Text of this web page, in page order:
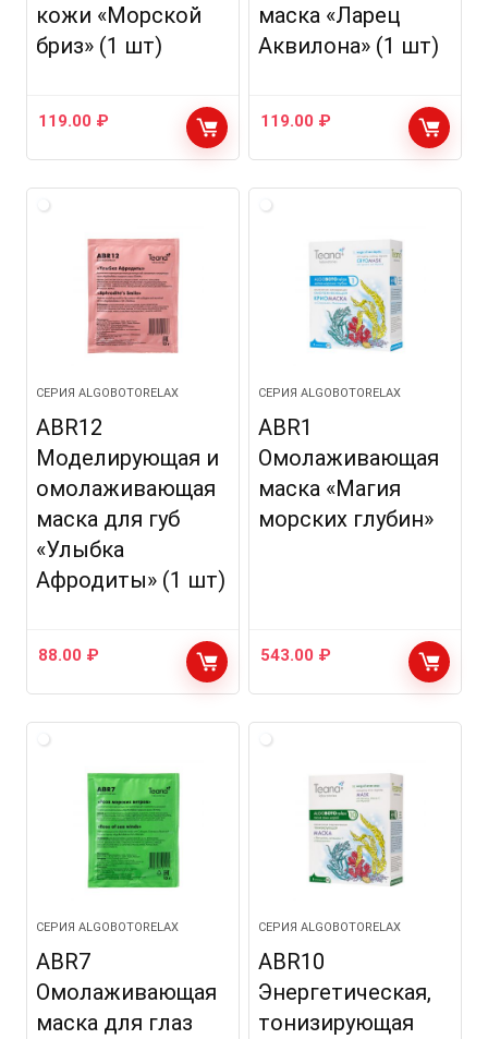
кожи «Морской
бриз» (1 шт)
119.00 ₽
маска «Ларец
Аквилона» (1 шт)
119.00 ₽
СЕРИЯ ALGOBOTORELAX
ABR12
Моделирующая и
омолаживающая
маска для губ
«Улыбка
Афродиты» (1 шт)
88.00 ₽
СЕРИЯ ALGOBOTORELAX
ABR1
Омолаживающая
маска «Магия
морских глубин»
543.00 ₽
СЕРИЯ ALGOBOTORELAX
ABR7
Омолаживающая
маска для глаз
СЕРИЯ ALGOBOTORELAX
ABR10
Энергетическая,
тонизирующая